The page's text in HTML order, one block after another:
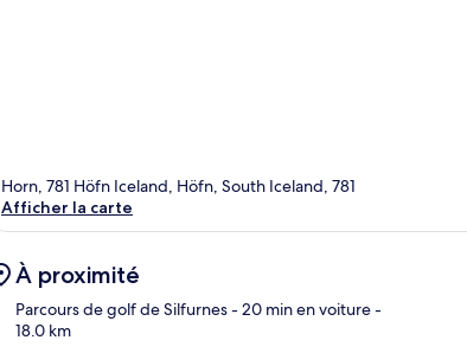
Horn, 781 Höfn Iceland, Höfn, South Iceland, 781
Afficher la carte
À proximité
Parcours de golf de Silfurnes- 20 min en voiture-
18.0 km